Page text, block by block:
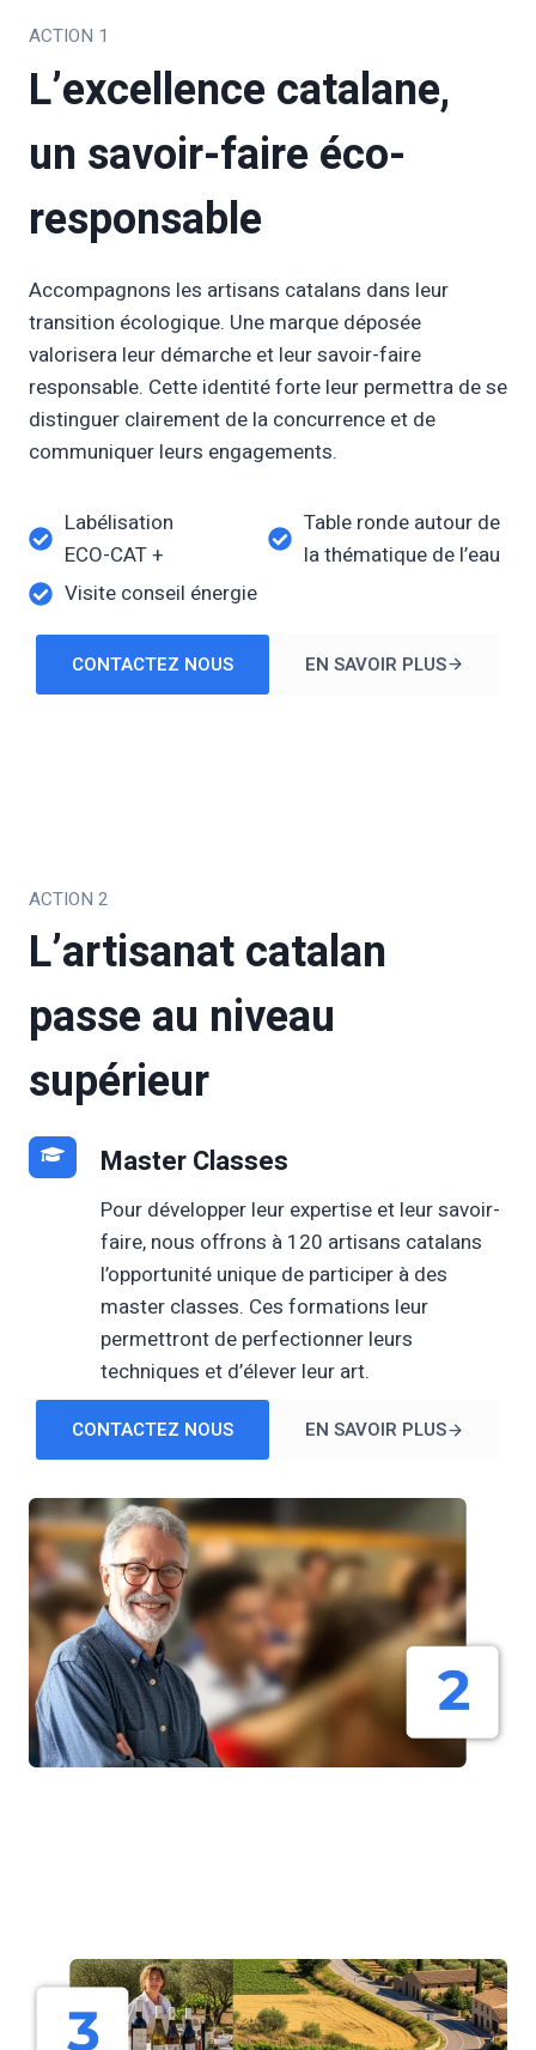
ACTION 1
L’excellence catalane,
un savoir-faire éco-
responsable
Accompagnons les artisans catalans dans leur
transition écologique. Une marque déposée
valorisera leur démarche et leur savoir-faire
responsable. Cette identité forte leur permettra de se
distinguer clairement de la concurrence et de
communiquer leurs engagements.
Labélisation
ECO-CAT +
Table ronde autour de
la thématique de l’eau
Visite conseil énergie
CONTACTEZ NOUS EN SAVOIR PLUS
ACTION 2
L’artisanat catalan
passe au niveau
supérieur
Master Classes
Pour développer leur expertise et leur savoir-
faire, nous offrons à 120 artisans catalans
l’opportunité unique de participer à des
master classes. Ces formations leur
permettront de perfectionner leurs
techniques et d’élever leur art.
CONTACTEZ NOUS EN SAVOIR PLUS